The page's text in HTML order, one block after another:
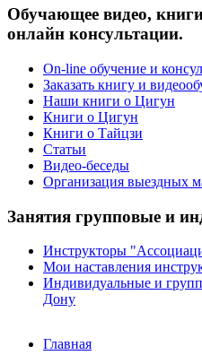
Обучающее видео,
онлайн консультации.
On-line обучение и
Заказать книгу и
Наши книги о Цигун
Книги о Цигун
Книги о Тайцзи
Статьи
Видео-беседы
Организация выездных
Занятия групповые и
Инструкторы
Мои наставления
Индивидуальные и
Дону
Главная